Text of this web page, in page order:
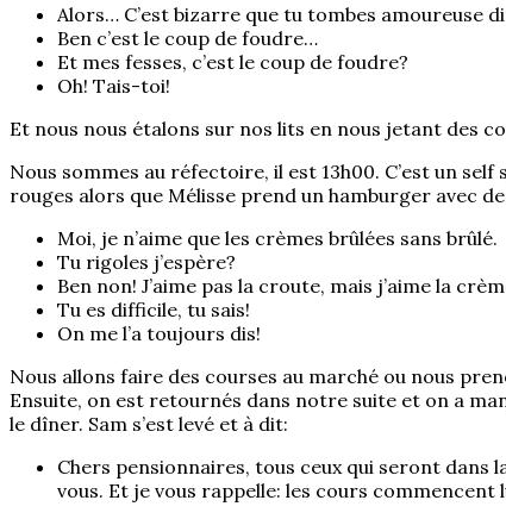
Alors… C’est bizarre que tu tombes amoureuse
Ben c’est le coup de foudre…
Et mes fesses, c’est le coup de foudre?
Oh! Tais-toi!
Et nous nous étalons sur nos lits en nous jetant des
Nous sommes au réfectoire, il est 13h00. C’est un
rouges alors que Mélisse prend un hamburger avec
Moi, je n’aime que les crèmes brûlées sans brûlé.
Tu rigoles j’espère?
Ben non! J’aime pas la croute, mais j’aime la
Tu es difficile, tu sais!
On me l’a toujours dis!
Nous allons faire des courses au marché ou nous
Ensuite, on est retournés dans notre suite et on a
le dîner. Sam s’est levé et à dit:
Chers pensionnaires, tous ceux qui seront
vous. Et je vous rappelle: les cours